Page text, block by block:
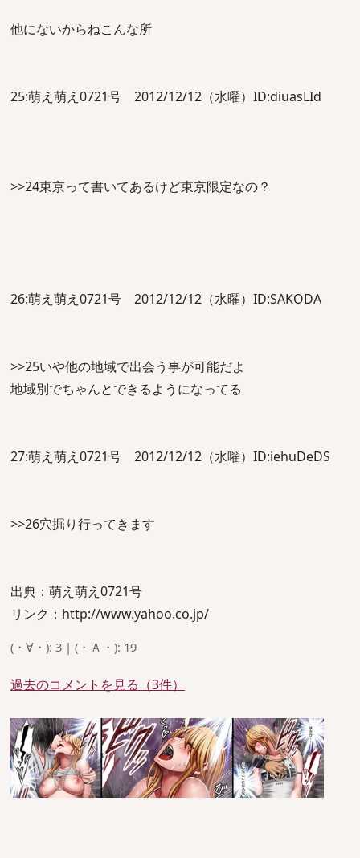
他にないからねこんな所
25:萌え萌え0721号 2012/12/12（水曜）ID:diuasLId
>>24東京って書いてあるけど東京限定なの？
26:萌え萌え0721号 2012/12/12（水曜）ID:SAKODA
>>25いや他の地域で出会う事が可能だよ
地域別でちゃんとできるようになってる
27:萌え萌え0721号 2012/12/12（水曜）ID:iehuDeDS
>>26穴掘り行ってきます
出典：萌え萌え0721号
リンク：http://www.yahoo.co.jp/
(・∀・): 3 | (・Ａ・): 19
過去のコメントを見る（3件）